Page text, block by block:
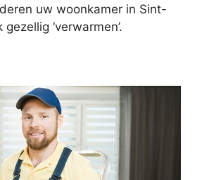
uw woonkamer in Sint-
‘verwarmen’.